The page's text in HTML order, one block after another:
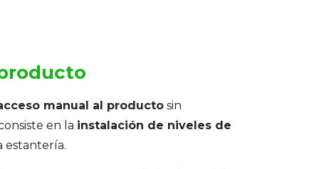
manual al productosin
en la instalación de niveles de
estantería.